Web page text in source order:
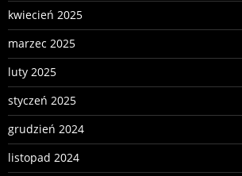
kwiecień 2025
marzec 2025
luty 2025
styczeń 2025
grudzień 2024
listopad 2024